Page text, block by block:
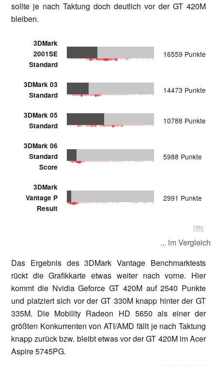
sollte je nach Taktung doch deutlich vor der GT 420M
bleiben.
3DMark
2001SE
Standard
16559 Punkte
3DMark 03
Standard
14473 Punkte
3DMark 05
Standard
10788 Punkte
3DMark 06
Standard
Score
5988 Punkte
3DMark
Vantage P
Result
2991 Punkte
Hilfe
... im Vergleich
Das Ergebnis des 3DMark Vantage Benchmarktests
rückt die Grafikkarte etwas weiter nach vorne. Hier
kommt die Nvidia Geforce GT 420M auf 2540 Punkte
und platziert sich vor der GT 330M knapp hinter der GT
335M. Die Mobility Radeon HD 5650 als einer der
größten Konkurrenten von ATI/AMD fällt je nach Taktung
knapp zurück bzw. bleibt etwas vor der GT 420M im Acer
Aspire 5745PG.